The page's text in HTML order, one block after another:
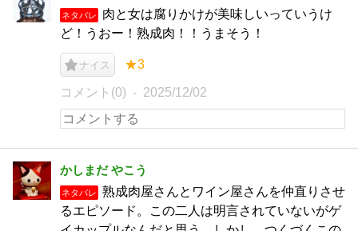
ネタバレ
肉と女は腐りかけが美味しいっていうけ
ど！うおー！熟成肉！！うまそう！
ナイス ★3
コメント(0) 2025/12/02
かしまだ やこう
ネタバレ
熟成肉屋さんとワイン屋さんを仲直りさせ
るエピソード。この二人は明言されていないがゲ